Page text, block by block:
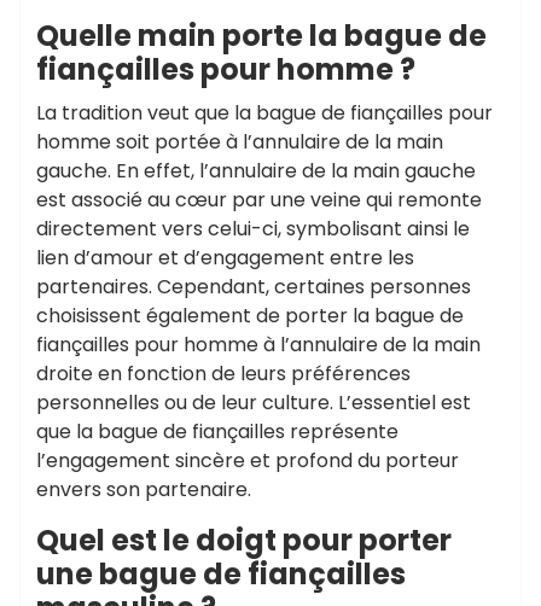
Quelle main porte la bague de
fiançailles pour homme ?
La tradition veut que la bague de fiançailles pour
homme soit portée à l’annulaire de la main
gauche. En effet, l’annulaire de la main gauche
est associé au cœur par une veine qui remonte
directement vers celui-ci, symbolisant ainsi le
lien d’amour et d’engagement entre les
partenaires. Cependant, certaines personnes
choisissent également de porter la bague de
fiançailles pour homme à l’annulaire de la main
droite en fonction de leurs préférences
personnelles ou de leur culture. L’essentiel est
que la bague de fiançailles représente
l’engagement sincère et profond du porteur
envers son partenaire.
Quel est le doigt pour porter
une bague de fiançailles